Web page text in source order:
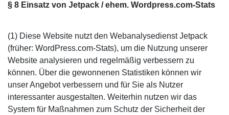
§ 8 Einsatz von Jetpack / ehem. Wordpress.com-Stats
(1) Diese Website nutzt den Webanalysedienst Jetpack
(früher: WordPress.com-Stats), um die Nutzung unserer
Website analysieren und regelmäßig verbessern zu
können. Über die gewonnenen Statistiken können wir
unser Angebot verbessern und für Sie als Nutzer
interessanter ausgestalten. Weiterhin nutzen wir das
System für Maßnahmen zum Schutz der Sicherheit der